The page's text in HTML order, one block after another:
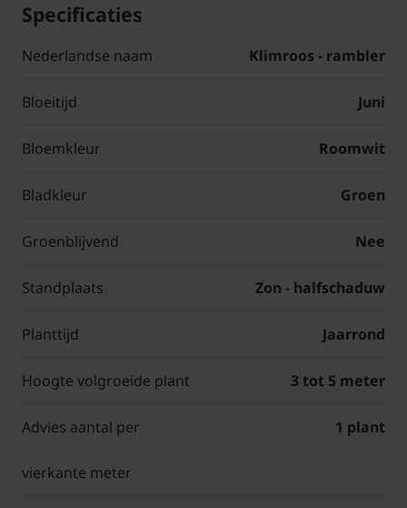
Specificaties
Nederlandse naam Klimroos - rambler
Bloeitijd Juni
Bloemkleur Roomwit
Bladkleur Groen
Groenblijvend Nee
Standplaats Zon - halfschaduw
Planttijd Jaarrond
Hoogte volgroeide plant 3 tot 5 meter
Advies aantal per
vierkante meter
1 plant